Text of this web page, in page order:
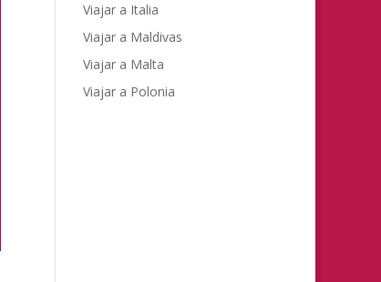
Viajar a Italia
Viajar a Maldivas
Viajar a Malta
Viajar a Polonia